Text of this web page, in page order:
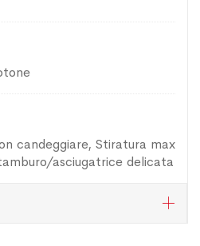
candeggiare, Stiratura max
asciugatrice delicata